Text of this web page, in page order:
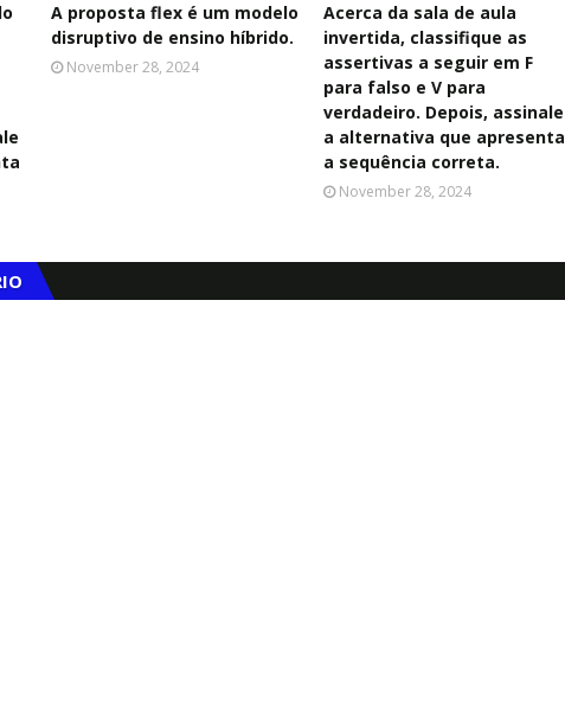
A proposta flex é um modelo
disruptivo de ensino híbrido.
November 28, 2024
Acerca da sala de aula
invertida, classifique as
assertivas a seguir em F
para falso e V para
verdadeiro. Depois, assinale
a alternativa que apresenta
a sequência correta.
November 28, 2024